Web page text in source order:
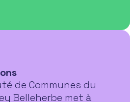
de Communes du
Belleherbe met à